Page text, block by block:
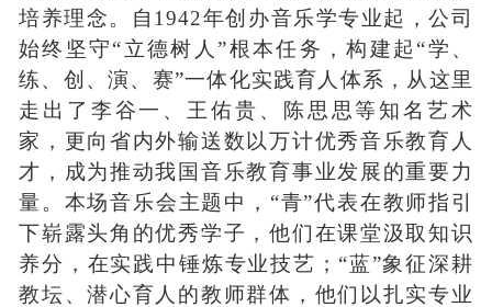
培养理念。
自 1942年创办音乐学专业起，公司
始终坚守“立德树人”根本任务，构建起“学、
练、创、演、赛”一体化实践育人体系，从这里
走出了李谷一、王佑贵、陈思思等知名艺术
家，更向省内外输送数以万计优秀音乐教育人
才，成为推动我国音乐教育事业发展的重要力
量。本场音乐会主题中，“青”代表在教师指引
下崭露头角的优秀学子，他们在课堂汲取知识
养分，在实践中锤炼专业技艺；“蓝”象征深耕
教坛、潜心育人的教师群体，他们以扎实专业